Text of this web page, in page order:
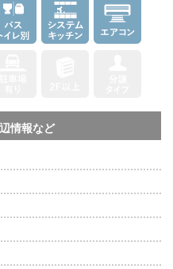
情報など